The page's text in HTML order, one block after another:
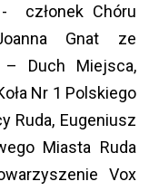
- członek Chóru
Gnat ze
– Duch Miejsca,
Nr 1 Polskiego
Ruda, Eugeniusz
Miasta Ruda
Vox